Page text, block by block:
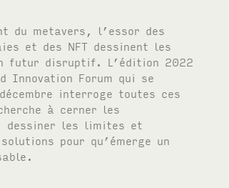
du metavers, l’essor des
et des NFT dessinent les
futur disruptif. L’édition 2022
Innovation Forum qui se
interroge toutes ces
à cerner les
dessiner les limites et
pour qu’émerge un